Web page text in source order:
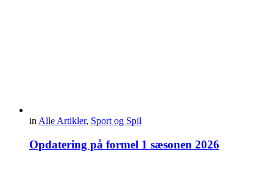
inAlle Artikler, Sport og Spil
Opdatering på formel 1 sæsonen 2026